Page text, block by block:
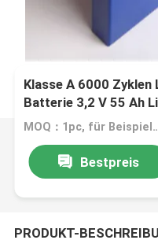
Klasse A 6000
Batterie 3,2 V 55 Ah
MOQ：1pc,
Bestpreis
PRODUKT-